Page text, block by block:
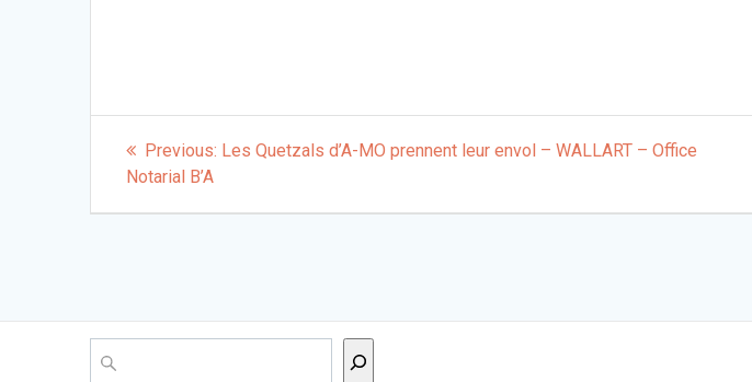
Navigation
de
Previous: Previous
Les Quetzals d’A-MO prennent leur envol – WALLART – Office
Notarial B’A